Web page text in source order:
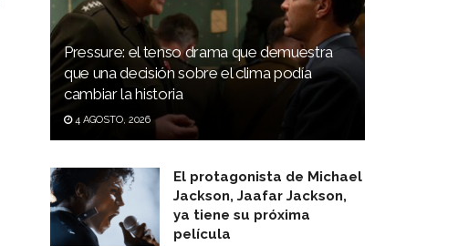
Pressure: el tenso drama que demuestra
que una decisión sobre el clima podía
cambiar la historia
4 AGOSTO, 2026
El protagonista de Michael
Jackson, Jaafar Jackson,
ya tiene su próxima
película